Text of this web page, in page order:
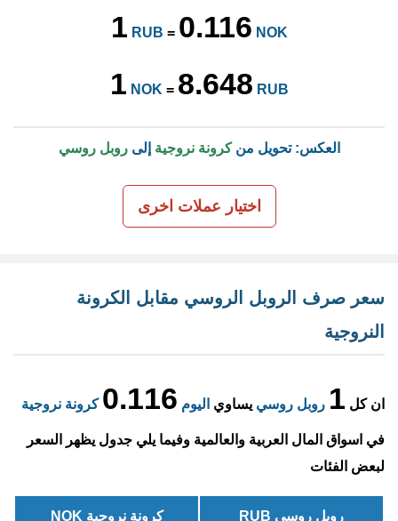
1 RUB = 0.116 NOK
1 NOK = 8.648 RUB
العكس: تحويل منكرونة نروجية إلىروبل روسي
اختيار عملات اخرى
سعر صرف الروبل الروسي مقابل الكرونة
النروجية
ان كل 1 روبل روسي يساوي اليوم 0.116 كرونة نروجية
في اسواق المال العربية والعالمية وفيما يلي جدول يظهر السعر
لبعض الفئات
روبل روسي RUB كرونة نروجية NOK